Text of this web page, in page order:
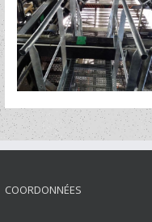
passerelle et
d’accès
COORDONNÉES